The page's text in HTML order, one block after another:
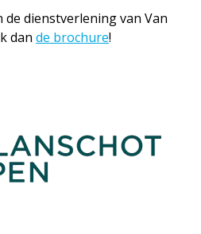
dienstverlening van Van
dan de brochure!